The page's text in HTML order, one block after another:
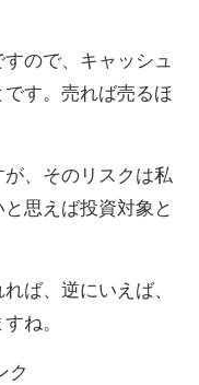
ので、キャッシュ
す。売れば売るほ
、そのリスクは私
思えば投資対象と
ば、逆にいえば、
ね。
ク